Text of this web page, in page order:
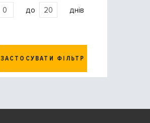
до днів
ЗАСТОСУВАТИ ФІЛЬТР